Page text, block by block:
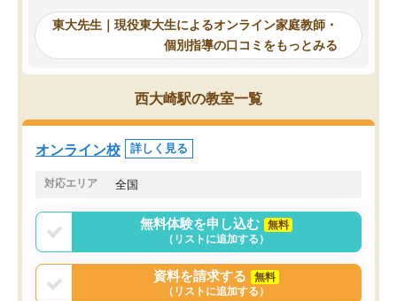
れるので、親としても安心です。毎日
使える自習室とかもあり、わからない
ところがあれば先生が回答してくれる
のも重宝しています。
自習室が毎日使えていつ
るのが心強かったよう
謝です。
東大先生｜現役東大生によるオンライン家庭教師・
個別指導の口コミをもっとみる
西大崎駅の教室一覧
オンライン校 詳しく見る
対応エリア 全国
無料体験を申し込む
無料
（リストに追加する）
資料を請求する
無料
（リストに追加する）